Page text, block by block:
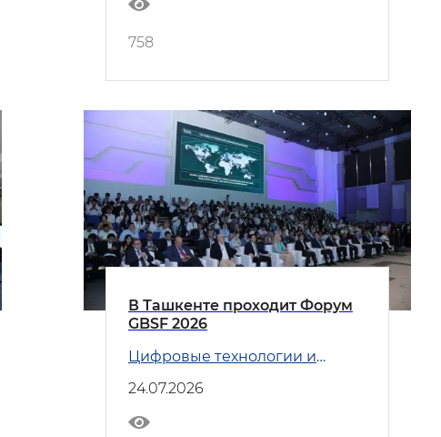
758
В Ташкенте проходит Форум
GBSF 2026
Цифровые технологии и
24.07.2026